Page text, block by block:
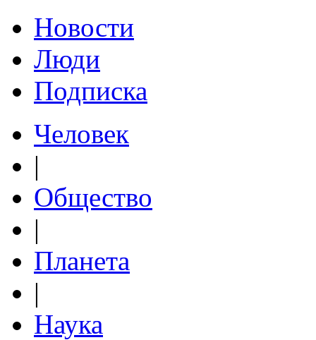
Новости
Люди
Подписка
Человек
|
Общество
|
Планета
|
Наука